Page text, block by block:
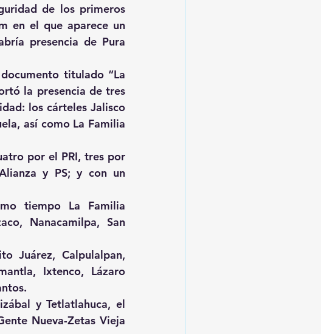
de los primeros
en el que aparece un
presencia de Pura
titulado “La
la presencia de tres
los cárteles Jalisco
así como La Familia
por el PRI, tres por
y PS; y con un
tiempo La Familia
Nanacamilpa, San
Juárez, Calpulalpan,
Ixtenco, Lázaro
y Tetlatlahuca, el
Nueva-Zetas Vieja